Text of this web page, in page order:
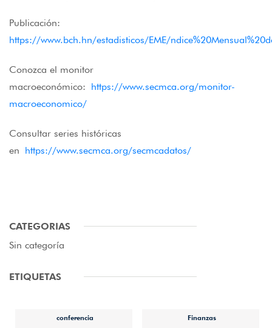
Publicación:
https://www.bch.hn/estadisticos/EME/
Conozca el monitor
macroeconómico: https://www.secmca.org/monitor-
macroeconomico/
Consultar series históricas
en https://www.secmca.org/secmcadatos/
CATEGORIAS
Sin categoría
ETIQUETAS
conferencia Finanzas